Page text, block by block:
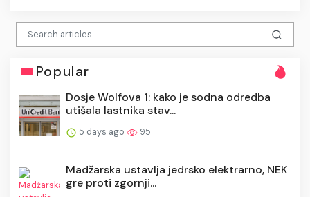
Popular
Dosje Wolfova 1: kako je sodna odredba
utišala lastnika stav...
5 days ago 95
Madžarska ustavlja jedrsko elektrarno, NEK
gre proti zgornji...